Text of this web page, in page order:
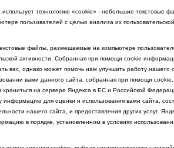
технологию «cookie» - небольшие текстовые
пользователей с целью анализа их пользовательской
файлы, размещаемые на компьютере
активности. Собранная при помощи cookie
вас, однако может помочь нам улучшить работу нашего
вами данного сайта, собранная при помощи cookie,
храниться на сервере Яндекса в ЕС и Российской
информацию для оценки и использования вами сайта,
нашего сайта, и предоставления других услуг.
в порядке, установленном в условиях